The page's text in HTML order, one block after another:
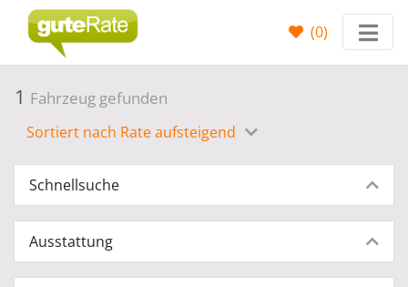
(0)
1 Fahrzeug gefunden
Sortiert nach Rate aufsteigend
Schnellsuche
Ausstattung